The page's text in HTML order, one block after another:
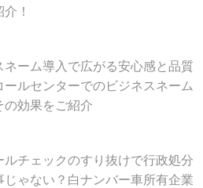
！
ネーム導入で広がる安心感と品質
ールセンターでのビジネスネーム
の効果をご紹介
ルチェックのすり抜けで行政処分
じゃない？白ナンバー車所有企業